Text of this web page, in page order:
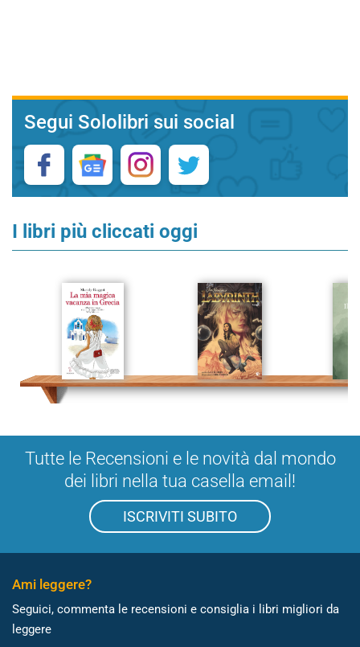
Segui Sololibri sui social
I libri più cliccati oggi
Tutte le Recensioni e le novità dal mondo
dei libri nella tua casella email!
ISCRIVITI SUBITO
Ami leggere?
Seguici, commenta le recensioni e consiglia i libri migliori da
leggere